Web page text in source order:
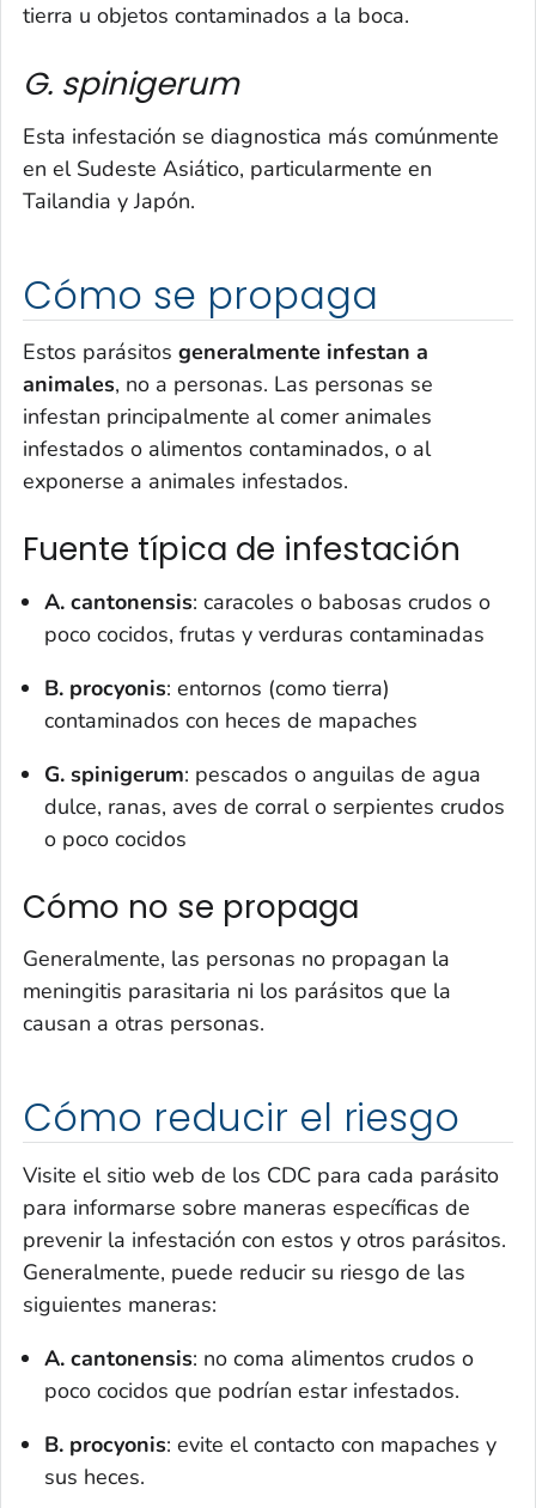
tierra u objetos contaminados a la boca.
G. spinigerum
Esta infestación se diagnostica más comúnmente
en el Sudeste Asiático, particularmente en
Tailandia y Japón.
Cómo se propaga
Estos parásitos generalmente infestan a
animales, no a personas. Las personas se
infestan principalmente al comer animales
infestados o alimentos contaminados, o al
exponerse a animales infestados.
Fuente típica de infestación
A. cantonensis: caracoles o babosas crudos o
poco cocidos, frutas y verduras contaminadas
B. procyonis: entornos (como tierra)
contaminados con heces de mapaches
G. spinigerum: pescados o anguilas de agua
dulce, ranas, aves de corral o serpientes crudos
o poco cocidos
Cómo no se propaga
Generalmente, las personas no propagan la
meningitis parasitaria ni los parásitos que la
causan a otras personas.
Cómo reducir el riesgo
Visite el sitio web de los CDC para cada parásito
para informarse sobre maneras específicas de
prevenir la infestación con estos y otros parásitos.
Generalmente, puede reducir su riesgo de las
siguientes maneras:
A. cantonensis: no coma alimentos crudos o
poco cocidos que podrían estar infestados.
B. procyonis: evite el contacto con mapaches y
sus heces.